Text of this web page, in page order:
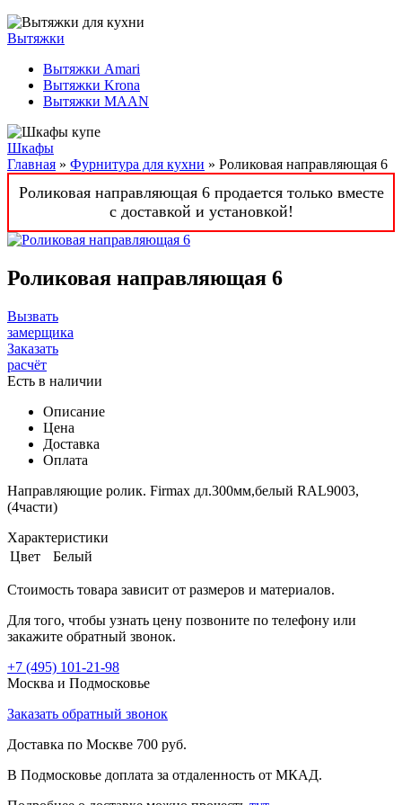
Вытяжки
Вытяжки Amari
Вытяжки Krona
Вытяжки MAAN
Шкафы
Главная » Фурнитура для кухни » Роликовая направляющая 6
Роликовая направляющая 6 продается только вместе
с доставкой и установкой!
Роликовая направляющая 6
Вызвать
замерщика
Заказать
расчёт
Есть в наличии
Описание
Цена
Доставка
Оплата
Направляющие ролик. Firmax дл.300мм,белый RAL9003,
(4части)
Характеристики
Цвет
Белый
Стоимость товара зависит от размеров и материалов.
Для того, чтобы узнать цену позвоните по телефону или
закажите обратный звонок.
+7 (495) 101-21-98
Москва и Подмосковье
Заказать обратный звонок
Доставка по Москве 700 руб.
В Подмосковье доплата за отдаленность от МКАД.